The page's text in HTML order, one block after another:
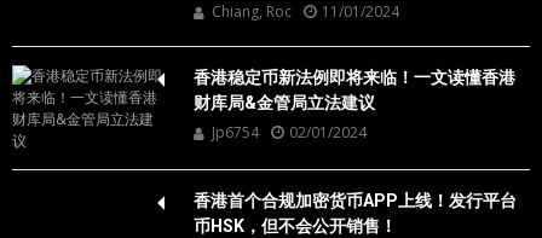
Chiang, Roc 11/01/2024
香港稳定币新法例即将来临！一文读懂香港
财库局&金管局立法建议
Jp6754 02/01/2024
香港首个合规加密货币APP上线！发行平台
币HSK，但不会公开销售！